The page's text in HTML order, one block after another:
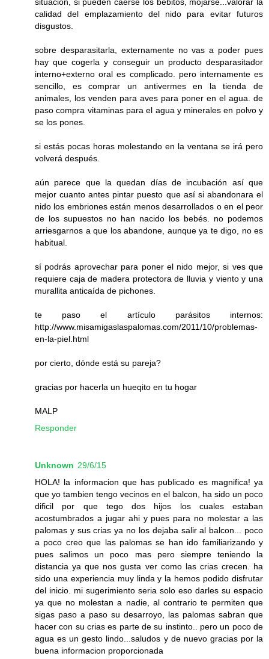
situación, si pueden caerse los bebitos, mojarse...valorar la
calidad del emplazamiento del nido para evitar futuros
disgustos.
sobre desparasitarla, externamente no vas a poder pues
hay que cogerla y conseguir un producto desparasitador
interno+externo oral es complicado. pero internamente es
sencillo, es comprar un antivermes en la tienda de
animales, los venden para aves para poner en el agua. de
paso compra vitaminas para el agua y minerales en polvo y
se los pones.
si estás pocas horas molestando en la ventana se irá pero
volverá después.
aún parece que la quedan días de incubación así que
mejor cuanto antes pintar puesto que así si abandonara el
nido los embriones están menos desarrollados o en el peor
de los supuestos no han nacido los bebés. no podemos
arriesgarnos a que los abandone, aunque ya te digo, no es
habitual.
sí podrás aprovechar para poner el nido mejor, si ves que
requiere caja de madera protectora de lluvia y viento y una
murallita anticaída de pichones.
te paso el artículo parásitos internos:
http://www.misamigaslaspalomas.com/2011/10/problemas-
en-la-piel.html
por cierto, dónde está su pareja?
gracias por hacerla un hueqito en tu hogar
MALP
Responder
Unknown 29/6/15
HOLA! la informacion que has publicado es magnifica! ya
que yo tambien tengo vecinos en el balcon, ha sido un poco
dificil por que tego dos hijos los cuales estaban
acostumbrados a jugar ahi y pues para no molestar a las
palomas y sus crias ya no los dejaba salir al balcon... poco
a poco creo que las palomas se han ido familiarizando y
pues salimos un poco mas pero siempre teniendo la
distancia ya que nos gusta ver como las crias crecen. ha
sido una experiencia muy linda y la hemos podido disfrutar
del inicio. mi sugerimiento seria solo eso darles su espacio
ya que no molestan a nadie, al contrario te permiten que
sigas paso a paso su desarroyo, las palomas sabran que
hacer con su crias es parte de su instinto.. pero un poco de
agua es un gesto lindo...saludos y de nuevo gracias por la
buena informacion proporcionada